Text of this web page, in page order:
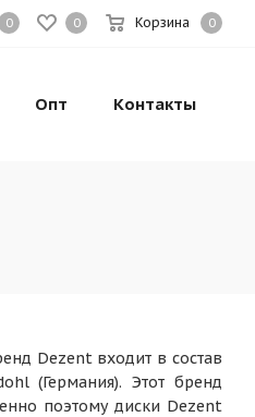
0 0 Корзина 0
Опт Контакты
Dezent входит в состав
(Германия). Этот бренд
поэтому диски Dezent